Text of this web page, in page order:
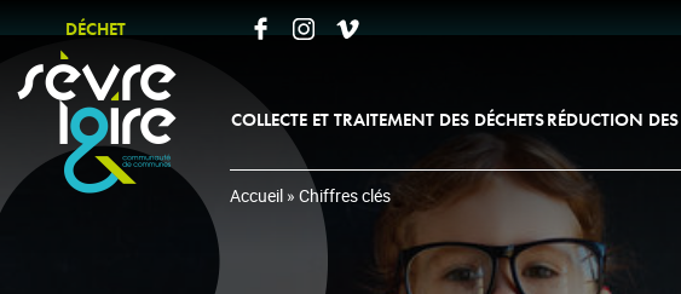
RECHERCHER UNE INFORMATION
DÉCHET
COLLECTE ET TRAITEMENT DES DÉCHETS
EMBALLAGES (SACS JAUNES)
VERRE ET PAPIER
DÉCHETS ALIMENTAIRES Composteur
RÉDUCTION
PROGRAMME
DÉCHETS
ASTUCES POUR
DÉCHETS
Accueil » Chiffres clés